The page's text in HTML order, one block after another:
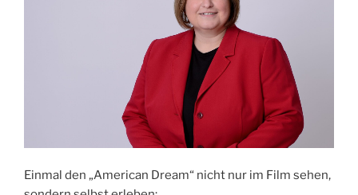
Einmal den „American Dream“ nicht nur im Film sehen,